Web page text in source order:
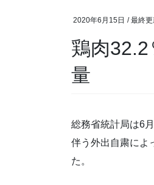
2020年6月15日 / 最終
鶏肉
量
総務省統計局は6
伴う外出自粛によ
た。